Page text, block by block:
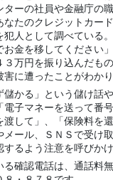
ターの社員や金融庁の
たのクレジットカー
犯人として調べている
お金を移してください
３万円を振り込んだも
に遭ったことがわかり
儲かる」という儲け話
電子マネーを送って番
渡して」、「保険料を
メール、ＳＮＳで受け
るよう注意を呼びかけ
る確認電話は、通話料